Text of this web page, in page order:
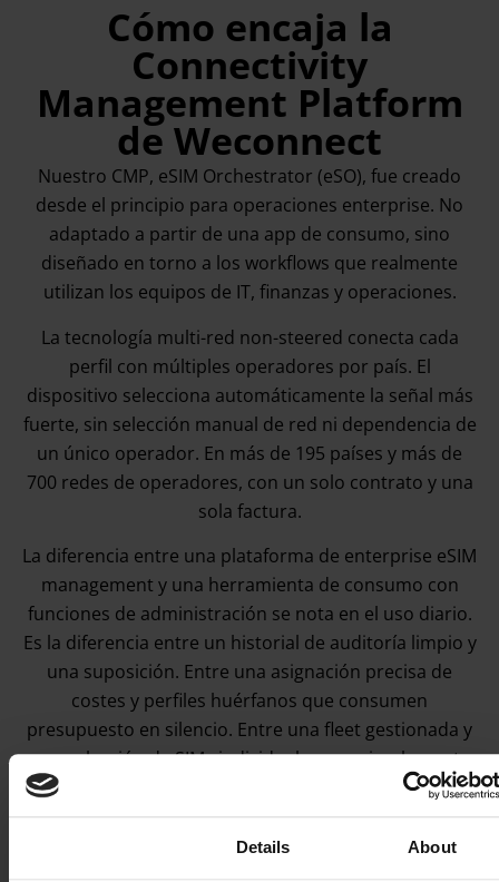
Details About
Cómo encaja la
Connectivity
Management Platform
de Weconnect
Nuestro CMP, eSIM Orchestrator (eSO), fue creado
desde el principio para operaciones enterprise. No
adaptado a partir de una app de consumo, sino
diseñado en torno a los workflows que realmente
utilizan los equipos de IT, finanzas y operaciones.
La tecnología multi-red non-steered conecta cada
perfil con múltiples operadores por país. El
dispositivo selecciona automáticamente la señal más
fuerte, sin selección manual de red ni dependencia de
un único operador. En más de 195 países y más de
700 redes de operadores, con un solo contrato y una
sola factura.
La diferencia entre una plataforma de enterprise eSIM
management y una herramienta de consumo con
funciones de administración se nota en el uso diario.
Es la diferencia entre un historial de auditoría limpio y
una suposición. Entre una asignación precisa de
costes y perfiles huérfanos que consumen
presupuesto en silencio. Entre una fleet gestionada y
una colección de SIMs individuales que simplemente